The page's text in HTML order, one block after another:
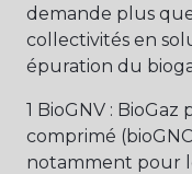
demande plus
collectivités en
épuration du
1 BioGNV :
comprimé
notamment pour